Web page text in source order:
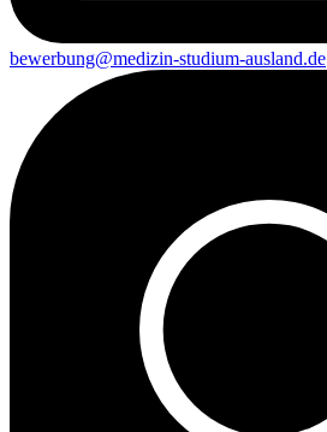
bewerbung@medizin-studium-ausland.de